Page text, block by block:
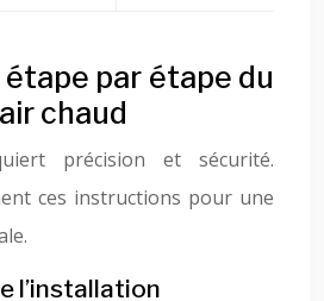
par étape du
chaud
précision et sécurité.
ces instructions pour une
l’installation